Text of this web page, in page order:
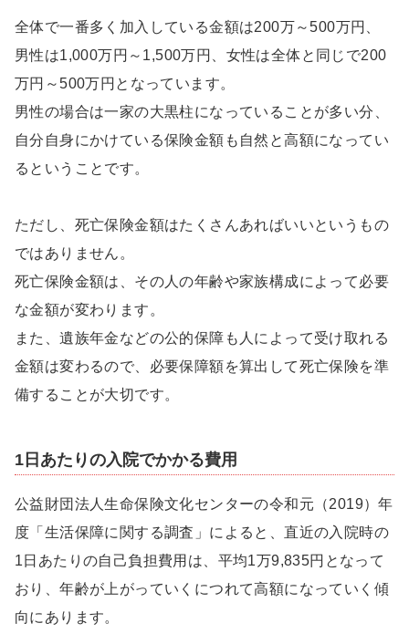
全体で一番多く加入している金額は200万～500万円、
男性は1,000万円～1,500万円、女性は全体と同じで200
万円～500万円となっています。
男性の場合は一家の大黒柱になっていることが多い分、
自分自身にかけている保険金額も自然と高額になってい
るということです。
ただし、死亡保険金額はたくさんあればいいというもの
ではありません。
死亡保険金額は、その人の年齢や家族構成によって必要
な金額が変わります。
また、遺族年金などの公的保障も人によって受け取れる
金額は変わるので、必要保障額を算出して死亡保険を準
備することが大切です。
1日あたりの入院でかかる費用
公益財団法人生命保険文化センターの令和元（2019）年
度「生活保障に関する調査」によると、直近の入院時の
1日あたりの自己負担費用は、平均1万9,835円となって
おり、年齢が上がっていくにつれて高額になっていく傾
向にあります。